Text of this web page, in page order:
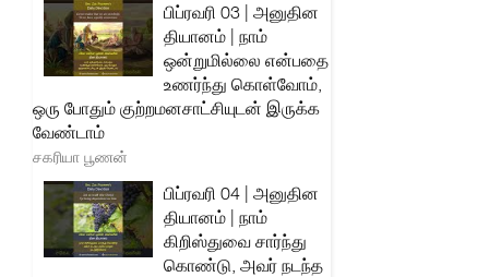
பிப்ரவரி 03 | அனுதின
தியானம் | நாம்
ஒன்றுமில்லை என்பதை
உணர்ந்து கொள்வோம்,
ஒரு போதும் குற்றமனசாட்சியுடன் இருக்க
வேண்டாம்
சகரியா பூணன்
பிப்ரவரி 04 | அனுதின
தியானம் | நாம்
கிறிஸ்துவை சார்ந்து
கொண்டு, அவர் நடந்த